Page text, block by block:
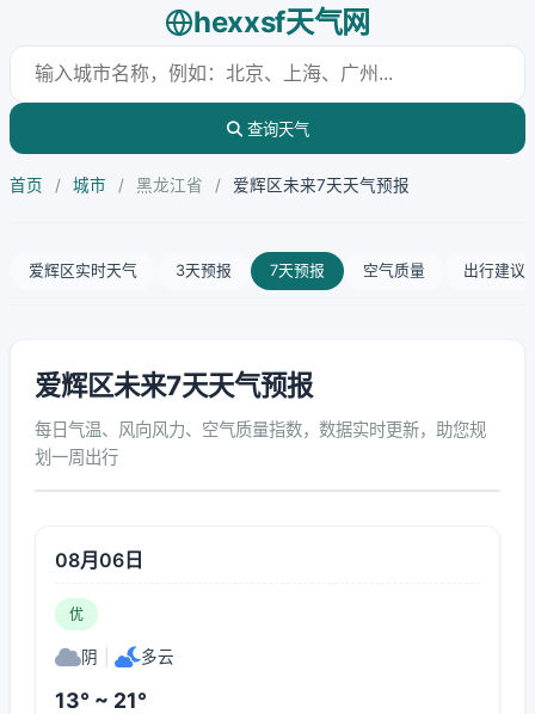
hexxsf天气网
查询天气
首页 / 城市 / 黑龙江省 / 爱辉区未来7天天气预报
爱辉区实时天气 3天预报 7天预报 空气质量 出行建议
爱辉区未来7天天气预报
每日气温、风向风力、空气质量指数，数据实时更新，助您规
划一周出行
08月06日
优
阴 多云
13° ~ 21°